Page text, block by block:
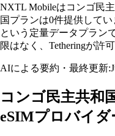
NXTL Mobileはコンゴ民
国プランは0件提供して
という定量データプラン
限はなく、Tetheringが許可
AIによる要約・最終更新:
コンゴ民主共和
eSIMプロバイダ